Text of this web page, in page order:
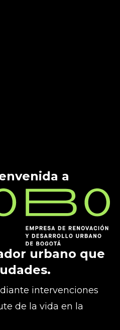
a
urbano que
intervenciones
de la vida en la